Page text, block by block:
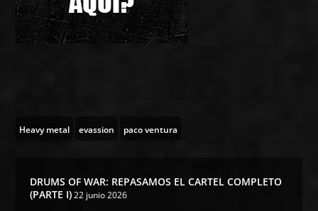
Heavy metal evassion paco ventura
DRUMS OF WAR: REPASAMOS EL CARTEL COMPLETO
(PARTE I) 22 junio 2026